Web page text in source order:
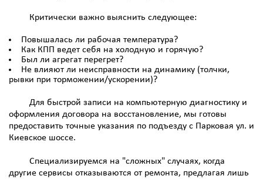
Критически важно выяснить следующее:
Повышалась ли рабочая температура?
Как КПП ведет себя на холодную и горячую?
Был ли агрегат перегрет?
Не влияют ли неисправности на динамику (толчки,
рывки при торможении/ускорении)?
Для быстрой записи на компьютерную диагностику и
оформления договора на восстановление, мы готовы
предоставить точные указания по подъезду с Парковая ул. и
Киевское шоссе.
Специализируемся на "сложных" случаях, когда
другие сервисы отказываются от ремонта, предлагая лишь